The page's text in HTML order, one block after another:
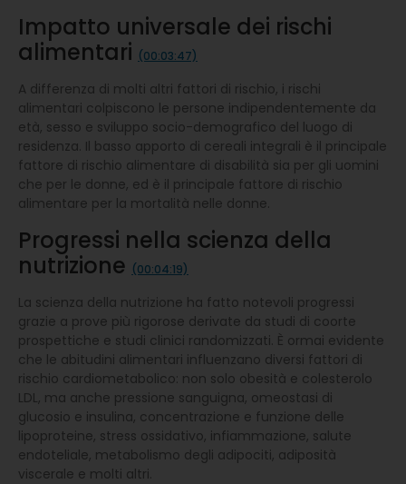
Impatto universale dei rischi
alimentari (00:03:47)
A differenza di molti altri fattori di rischio, i rischi
alimentari colpiscono le persone indipendentemente da
età, sesso e sviluppo socio-demografico del luogo di
residenza. Il basso apporto di cereali integrali è il principale
fattore di rischio alimentare di disabilità sia per gli uomini
che per le donne, ed è il principale fattore di rischio
alimentare per la mortalità nelle donne.
Progressi nella scienza della
nutrizione (00:04:19)
La scienza della nutrizione ha fatto notevoli progressi
grazie a prove più rigorose derivate da studi di coorte
prospettiche e studi clinici randomizzati. È ormai evidente
che le abitudini alimentari influenzano diversi fattori di
rischio cardiometabolico: non solo obesità e colesterolo
LDL, ma anche pressione sanguigna, omeostasi di
glucosio e insulina, concentrazione e funzione delle
lipoproteine, stress ossidativo, infiammazione, salute
endoteliale, metabolismo degli adipociti, adiposità
viscerale e molti altri.